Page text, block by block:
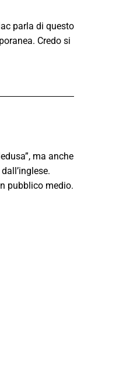
parla di questo
Credo si
ma anche
pubblico medio.